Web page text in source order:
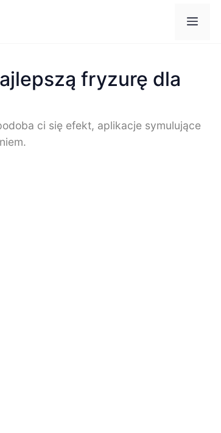
Menu
fryzurę dla
ci się efekt, aplikacje symulujące